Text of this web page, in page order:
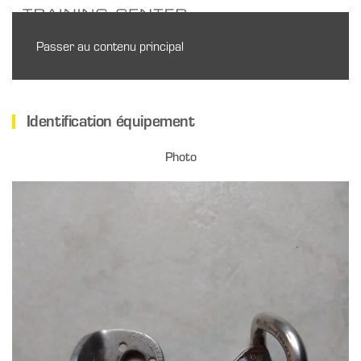
Passer au contenu principal
Identification équipement
Photo